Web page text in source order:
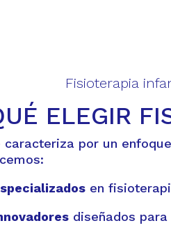
Fisioterapia
ELEGIR
caracteriza por un
en
diseñados